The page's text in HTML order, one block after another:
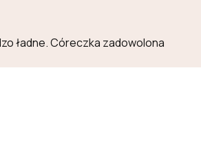
ładne. Córeczka zadowolona